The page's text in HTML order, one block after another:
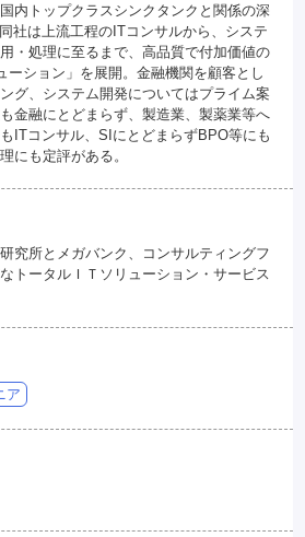
内トップクラスシンクタンクと関係の深
社は上流工程のITコンサルから、システ
・処理に至るまで、高品質で付加価値の
ーション」を展開。金融機関を顧客とし
グ、システム開発についてはプライム案
金融にとどまらず、製造業、製薬業等へ
ITコンサル、SIにとどまらずBPO等にも
にも定評がある。
究所とメガバンク、コンサルティングフ
トータルＩＴソリューション・サービス
ア